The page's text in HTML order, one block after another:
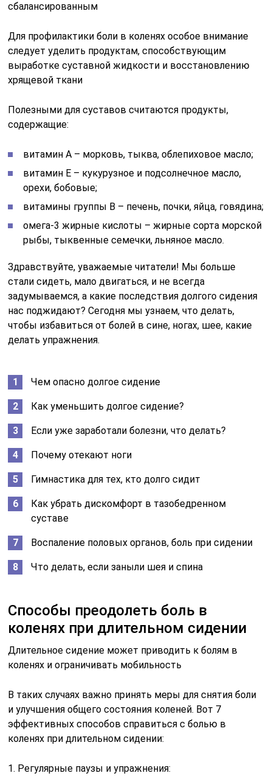
сбалансированным
Для профилактики боли в коленях особое внимание
следует уделить продуктам, способствующим
выработке суставной жидкости и восстановлению
хрящевой ткани
Полезными для суставов считаются продукты,
содержащие:
витамин А – морковь, тыква, облепиховое масло;
витамин Е – кукурузное и подсолнечное масло,
орехи, бобовые;
витамины группы В – печень, почки, яйца, говядина;
омега-3 жирные кислоты – жирные сорта морской
рыбы, тыквенные семечки, льняное масло.
Здравствуйте, уважаемые читатели! Мы больше
стали сидеть, мало двигаться, и не всегда
задумываемся, а какие последствия долгого сидения
нас поджидают? Сегодня мы узнаем, что делать,
чтобы избавиться от болей в сине, ногах, шее, какие
делать упражнения.
Чем опасно долгое сидение
Как уменьшить долгое сидение?
Если уже заработали болезни, что делать?
Почему отекают ноги
Гимнастика для тех, кто долго сидит
Как убрать дискомфорт в тазобедренном
суставе
Воспаление половых органов, боль при сидении
Что делать, если заныли шея и спина
Способы преодолеть боль в
коленях при длительном сидении
Длительное сидение может приводить к болям в
коленях и ограничивать мобильность
В таких случаях важно принять меры для снятия боли
и улучшения общего состояния коленей. Вот 7
эффективных способов справиться с болью в
коленях при длительном сидении:
1. Регулярные паузы и упражнения: